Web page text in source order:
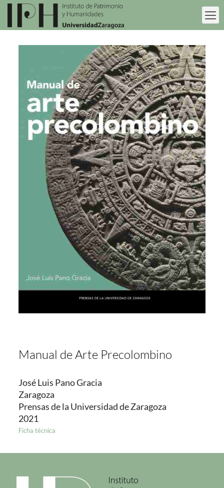
Manual de Arte Precolombino
José Luis Pano Gracia
Zaragoza
Prensas de la Universidad de Zaragoza
2021
Ficha técnica